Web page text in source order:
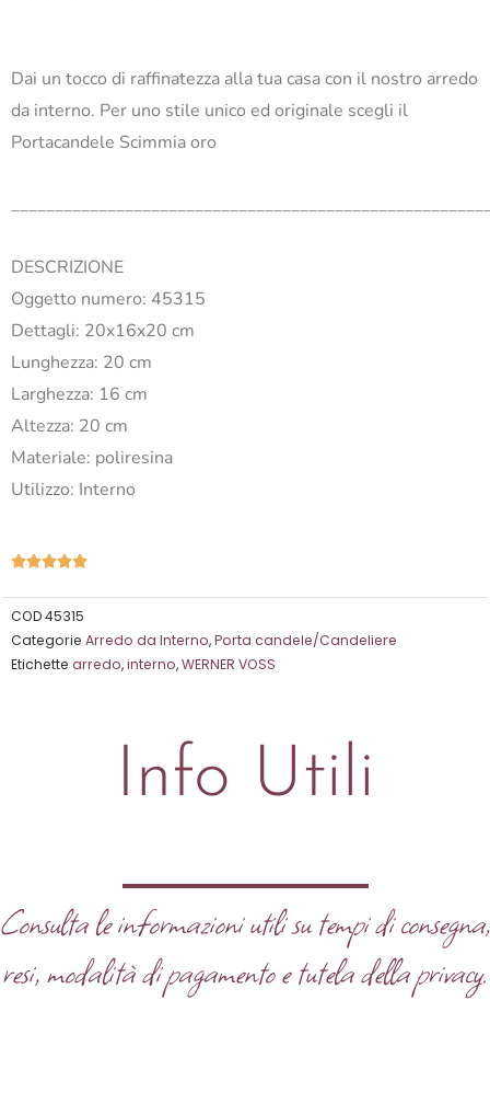
Dai un tocco di raffinatezza alla tua casa con il nostro arredo
da interno. Per uno stile unico ed originale scegli il
Portacandele Scimmia oro
DESCRIZIONE
Oggetto numero: 45315
Dettagli: 20x16x20 cm
Lunghezza: 20 cm
Larghezza: 16 cm
Altezza: 20 cm
Materiale: poliresina
Utilizzo: Interno
Valutazione
5
COD45315
Categorie Arredo da Interno,Porta candele/Candeliere
Etichette arredo,interno,WERNER VOSS
Info Utili
Consulta le informazioni utili su tempi di consegna,
resi, modalità di pagamento e tutela della privacy.